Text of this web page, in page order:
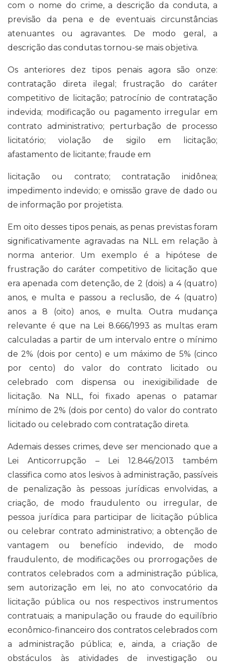
com o nome do crime, a descrição da conduta, a
previsão da pena e de eventuais circunstâncias
atenuantes ou agravantes. De modo geral, a
descrição das condutas tornou-se mais objetiva.
Os anteriores dez tipos penais agora são onze:
contratação direta ilegal; frustração do caráter
competitivo de licitação; patrocínio de contratação
indevida; modificação ou pagamento irregular em
contrato administrativo; perturbação de processo
licitatório; violação de sigilo em licitação;
afastamento de licitante; fraude em
licitação ou contrato; contratação inidônea;
impedimento indevido; e omissão grave de dado ou
de informação por projetista.
Em oito desses tipos penais, as penas previstas foram
significativamente agravadas na NLL em relação à
norma anterior. Um exemplo é a hipótese de
frustração do caráter competitivo de licitação que
era apenada com detenção, de 2 (dois) a 4 (quatro)
anos, e multa e passou a reclusão, de 4 (quatro)
anos a 8 (oito) anos, e multa. Outra mudança
relevante é que na Lei 8.666/1993 as multas eram
calculadas a partir de um intervalo entre o mínimo
de 2% (dois por cento) e um máximo de 5% (cinco
por cento) do valor do contrato licitado ou
celebrado com dispensa ou inexigibilidade de
licitação. Na NLL, foi fixado apenas o patamar
mínimo de 2% (dois por cento) do valor do contrato
licitado ou celebrado com contratação direta.
Ademais desses crimes, deve ser mencionado que a
Lei Anticorrupção – Lei 12.846/2013 também
classifica como atos lesivos à administração, passíveis
de penalização às pessoas jurídicas envolvidas, a
criação, de modo fraudulento ou irregular, de
pessoa jurídica para participar de licitação pública
ou celebrar contrato administrativo; a obtenção de
vantagem ou benefício indevido, de modo
fraudulento, de modificações ou prorrogações de
contratos celebrados com a administração pública,
sem autorização em lei, no ato convocatório da
licitação pública ou nos respectivos instrumentos
contratuais; a manipulação ou fraude do equilíbrio
econômico-financeiro dos contratos celebrados com
a administração pública; e, ainda, a criação de
obstáculos às atividades de investigação ou